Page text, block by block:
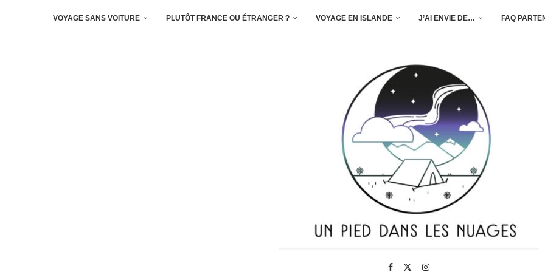
VOYAGE SANS VOITURE PLUTÔT FRANCE OU ÉTRANGER ? VOYAGE EN ISLANDE J’AI ENVIE DE… FAQ